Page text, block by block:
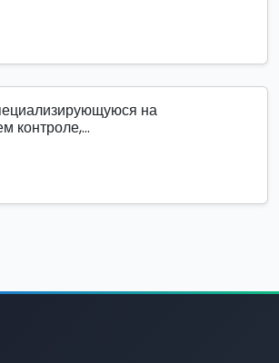
на
контроле,...